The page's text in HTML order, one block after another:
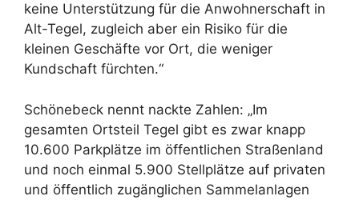
keine Unterstützung für die Anwohnerschaft in
Alt-Tegel, zugleich aber ein Risiko für die
kleinen Geschäfte vor Ort, die weniger
Kundschaft fürchten.“
Schönebeck nennt nackte Zahlen: „Im
gesamten Ortsteil Tegel gibt es zwar knapp
10.600 Parkplätze im öffentlichen Straßenland
und noch einmal 5.900 Stellplätze auf privaten
und öffentlich zugänglichen Sammelanlagen